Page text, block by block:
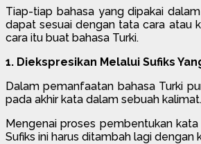
Tiap-tiap bahasa yang dipakai
dapat sesuai dengan tata cara atau
cara itu buat bahasa Turki.
1. Diekspresikan Melalui Sufiks
Dalam pemanfaatan bahasa Turki
pada akhir kata dalam sebuah
Mengenai proses pembentukan
Sufiks ini harus ditambah lagi dengan